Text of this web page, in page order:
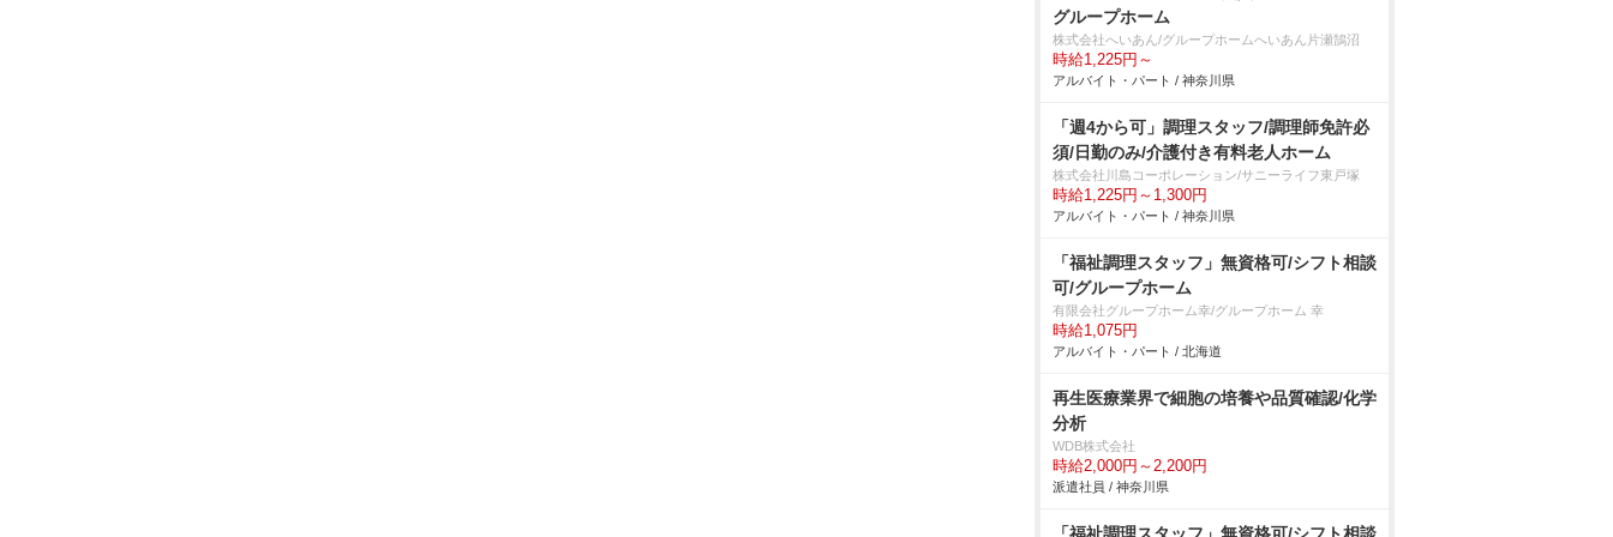
グループホーム
株式会社へいあん/グループホームへいあん片瀬鵠沼
時給1,225円～
アルバイト・パート / 神奈川県
「週4から可」調理スタッフ/調理師免許必
須/日勤のみ/介護付き有料老人ホーム
株式会社川島コーポレーション/サニーライフ東戸塚
時給1,225円～1,300円
アルバイト・パート / 神奈川県
「福祉調理スタッフ」無資格可/シフト相談
可/グループホーム
有限会社グループホーム幸/グループホーム 幸
時給1,075円
アルバイト・パート / 北海道
再生医療業界で細胞の培養や品質確認/化学
分析
WDB株式会社
時給2,000円～2,200円
派遣社員 / 神奈川県